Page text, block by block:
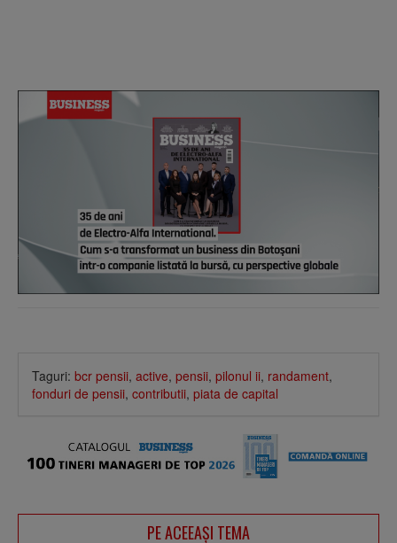
Taguri: bcr pensii, active, pensii, pilonul ii, randament,
fonduri de pensii, contributii, piata de capital
PE ACEEAŞI TEMA